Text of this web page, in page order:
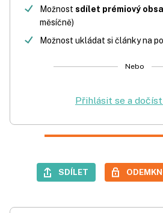
Možnost sdílet prémiový
měsíčně)
Možnost ukládat si články na
Nebo
Přihlásit se a
SDÍLET